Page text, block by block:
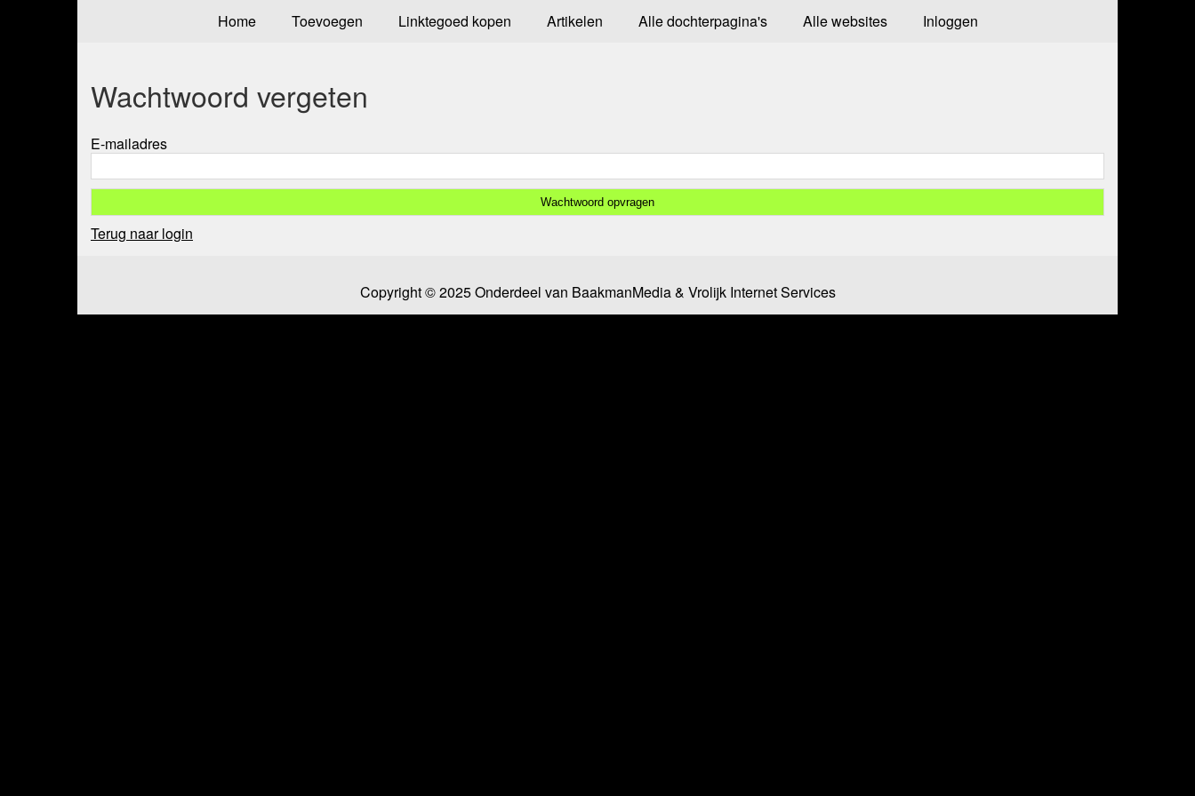
Home Toevoegen Linktegoed kopen Artikelen Alle dochterpagina's Alle websites Inloggen
Wachtwoord vergeten
E-mailadres
Terug naar login
Copyright © 2025 Onderdeel van BaakmanMedia& Vrolijk Internet Services